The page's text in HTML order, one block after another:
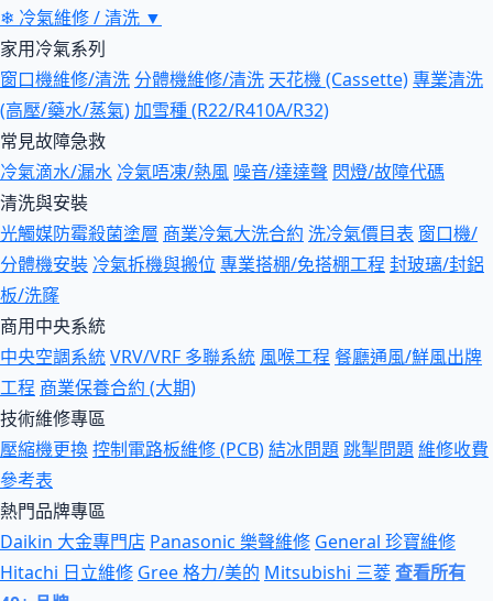
❄ 冷氣維修 / 清洗 ▼
家用冷氣系列
窗口機維修/清洗 分體機維修/清洗 天花機 (Cassette)專業清洗
(高壓/藥水/蒸氣)加雪種 (R22/R410A/R32)
常見故障急救
冷氣滴水/漏水 冷氣唔凍/熱風 噪音/達達聲 閃燈/故障代碼
清洗與安裝
光觸媒防霉殺菌塗層 商業冷氣大洗合約 洗冷氣價目表 窗口機/
分體機安裝 冷氣拆機與搬位 專業搭棚/免搭棚工程 封玻璃/封鋁
板/洗窿
商用中央系統
中央空調系統VRV/VRF 多聯系統 風喉工程 餐廳通風/鮮風出牌
工程 商業保養合約 (大期)
技術維修專區
壓縮機更換控制電路板維修 (PCB)結冰問題跳掣問題維修收費
參考表
熱門品牌專區
Daikin 大金專門店 Panasonic 樂聲維修 General 珍寶維修
Hitachi 日立維修 Gree 格力/美的 Mitsubishi 三菱查看所有